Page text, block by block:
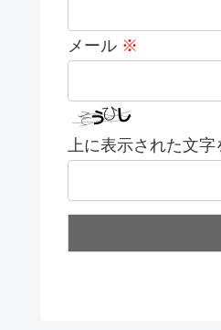
メール ※
上に表示された文字